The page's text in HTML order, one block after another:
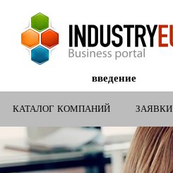
введение
КАТАЛОГ КОМПАНИЙ ЗАЯВКИ
СУБСИДИИ ДЛЯ КОМПАНИЙ